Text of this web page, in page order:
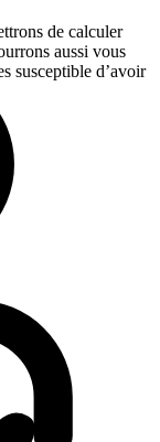
de calculer
aussi vous
susceptible d’avoir